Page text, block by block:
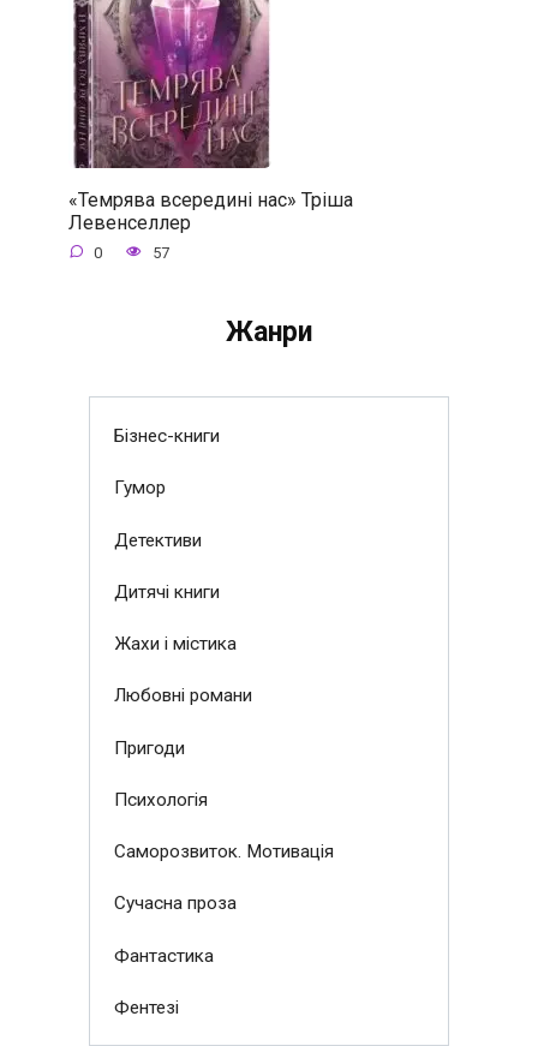
«Темрява всередині нас» Тріша
Левенселлер
0 57
Жанри
Бізнес-книги
Гумор
Детективи
Дитячі книги
Жахи і містика
Любовні романи
Пригоди
Психологія
Саморозвиток. Мотивація
Сучасна проза
Фантастика
Фентезі